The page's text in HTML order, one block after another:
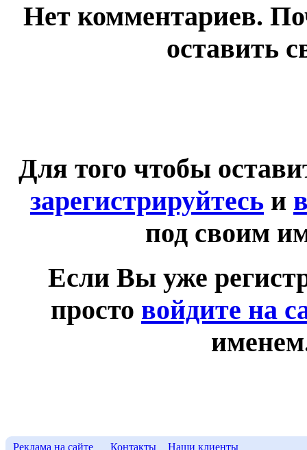
Нет комментариев.
оставить
Для того чтобы
зарегистрируйтесь и
под своим
Если Вы уже
просто войдите на
Реклама на сайте Контакты Наши клиенты